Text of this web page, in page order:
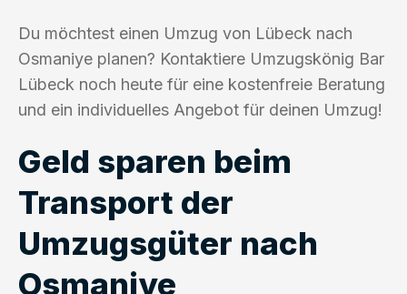
Du möchtest einen Umzug von Lübeck nach
Osmaniye planen? Kontaktiere Umzugskönig Bar
Lübeck noch heute für eine kostenfreie Beratung
und ein individuelles Angebot für deinen Umzug!
Geld sparen beim
Transport der
Umzugsgüter nach
Osmaniye